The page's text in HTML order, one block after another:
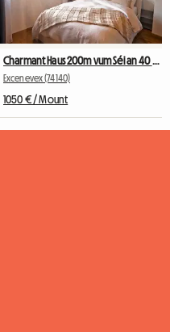
Excenevex (74140)
1050 € / Mount